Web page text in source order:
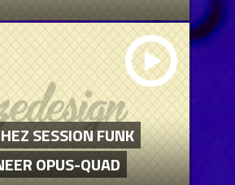
SESSION FUNK
OPUS-QUAD